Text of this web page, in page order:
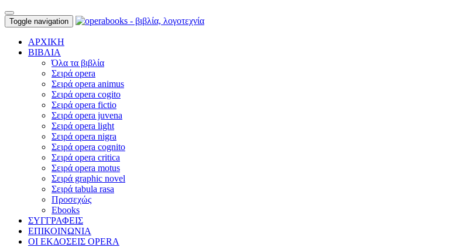
Toggle navigation
ΑΡΧΙΚΗ
ΒΙΒΛΙΑ
Όλα τα βιβλία
Σειρά opera
Σειρά opera animus
Σειρά opera cogito
Σειρά opera fictio
Σειρά opera juvena
Σειρά opera light
Σειρά opera nigra
Σειρά opera cognito
Σειρά opera critica
Σειρά opera motus
Σειρά graphic novel
Σειρά tabula rasa
Προσεχώς
Ebooks
ΣΥΓΓΡΑΦΕΙΣ
ΕΠΙΚΟΙΝΩΝΙΑ
ΟΙ ΕΚΔΟΣΕΙΣ OPERA